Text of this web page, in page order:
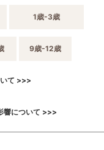
1歳-3歳
9歳-12歳
て >>>
響について >>>